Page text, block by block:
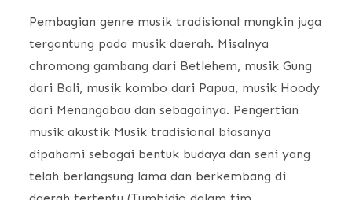
Pembagian genre musik tradisional mungkin juga
tergantung pada musik daerah. Misalnya
chromong gambang dari Betlehem, musik Gung
dari Bali, musik kombo dari Papua, musik Hoody
dari Menangabau dan sebagainya. Pengertian
musik akustik Musik tradisional biasanya
dipahami sebagai bentuk budaya dan seni yang
telah berlangsung lama dan berkembang di